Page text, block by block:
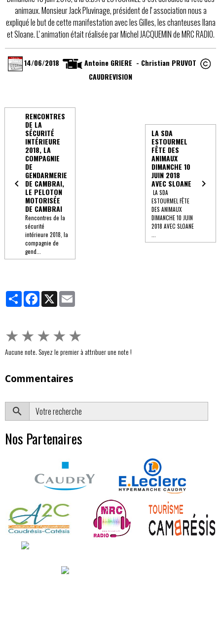
animaux. Monsieur Jack Pluvinage, président de l' association nous a
expliqué le but de cette manifestation avec les Gilles, les chanteuses Ilana
et Sloane. L' animation était réalisée par Michel JACQUEMIN de MRC RADIO.
14/06/2018
Antoine GRIERE - Christian PRUVOT
CAUDREVISION
RENCONTRES
DE LA
SÉCURITÉ
INTÉRIEURE
2018, LA
COMPAGNIE
DE
GENDARMERIE
DE CAMBRAI,
LE PELOTON
MOTORISÉE
DE CAMBRAI
Rencontres de la
sécurité
intérieure 2018, la
compagnie de
gend...
LA SDA
ESTOURMEL
FÊTE DES
ANIMAUX
DIMANCHE 10
JUIN 2018
AVEC SLOANE
LA SDA
ESTOURMEL FÊTE
DES ANIMAUX
DIMANCHE 10 JUIN
2018 AVEC SLOANE
...
PartagerFacebook
X
★★★★★
Aucune note. Soyez le premier à attribuer une note !
Commentaires
Nos Partenaires